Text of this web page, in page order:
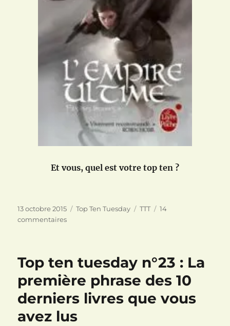
Et vous, quel est votre top ten ?
Publié
le
13 octobre 2015 Catégories
Top Ten Tuesday Étiquettes
TTT
14
commentairessur
n°24
Les
dix
romans
lus
Top ten tuesday n°23 : La
première phrase des 10
derniers livres que vous
avez lus